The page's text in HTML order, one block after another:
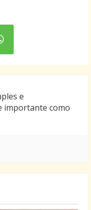
e
importante como